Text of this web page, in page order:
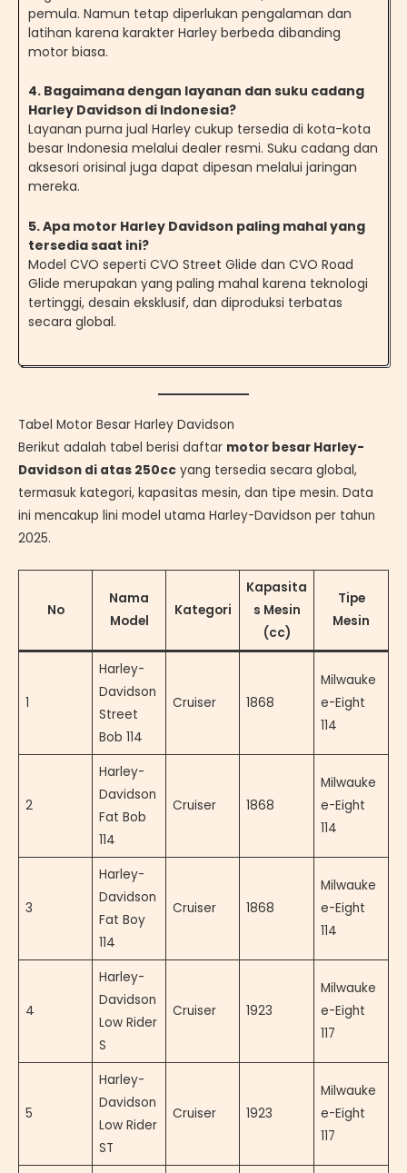
pemula. Namun tetap diperlukan pengalaman dan
latihan karena karakter Harley berbeda dibanding
motor biasa.
4. Bagaimana dengan layanan dan suku cadang
Harley Davidson di Indonesia?
Layanan purna jual Harley cukup tersedia di kota-kota
besar Indonesia melalui dealer resmi. Suku cadang dan
aksesori orisinal juga dapat dipesan melalui jaringan
mereka.
5. Apa motor Harley Davidson paling mahal yang
tersedia saat ini?
Model CVO seperti CVO Street Glide dan CVO Road
Glide merupakan yang paling mahal karena teknologi
tertinggi, desain eksklusif, dan diproduksi terbatas
secara global.
Tabel Motor Besar Harley Davidson
Berikut adalah tabel berisi daftar motor besar Harley-
Davidson di atas 250cc yang tersedia secara global,
termasuk kategori, kapasitas mesin, dan tipe mesin. Data
ini mencakup lini model utama Harley-Davidson per tahun
2025.
No
Nama
Model
Kategori
Kapasita
s Mesin
(cc)
Tipe
Mesin
1
Harley-
Davidson
Street
Bob 114
Cruiser 1868
Milwauke
e-Eight
114
2
Harley-
Davidson
Fat Bob
114
Cruiser 1868
Milwauke
e-Eight
114
3
Harley-
Davidson
Fat Boy
114
Cruiser 1868
Milwauke
e-Eight
114
4
Harley-
Davidson
Low Rider
S
Cruiser 1923
Milwauke
e-Eight
117
5
Harley-
Davidson
Low Rider
ST
Cruiser 1923
Milwauke
e-Eight
117